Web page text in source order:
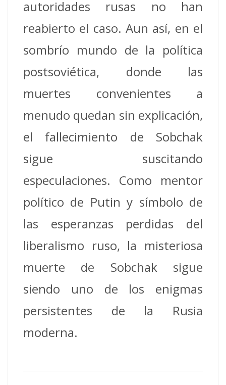
autoridades rusas no han
reabierto el caso. Aun así, en el
sombrío mundo de la política
postsoviética, donde las
muertes convenientes a
menudo quedan sin explicación,
el fallecimiento de Sobchak
sigue suscitando
especulaciones. Como mentor
político de Putin y símbolo de
las esperanzas perdidas del
liberalismo ruso, la misteriosa
muerte de Sobchak sigue
siendo uno de los enigmas
persistentes de la Rusia
moderna.